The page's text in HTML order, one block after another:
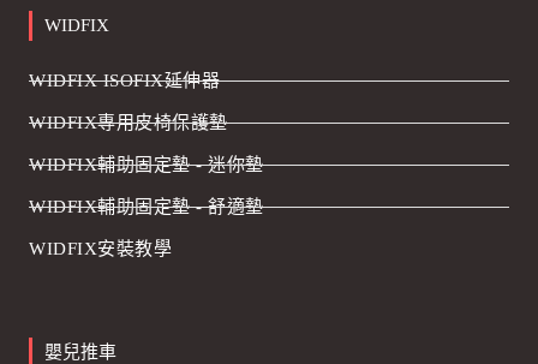
WIDFIX
WIDFIX ISOFIX延伸器
WIDFIX專用皮椅保護墊
WIDFIX輔助固定墊 - 迷你墊
WIDFIX輔助固定墊 - 舒適墊
WIDFIX安裝教學
嬰兒推車